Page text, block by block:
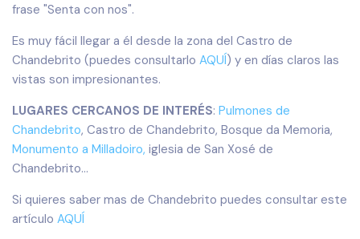
frase "Senta con nos".
Es muy fácil llegar a él desde la zona del Castro de
Chandebrito (puedes consultarlo AQUÍ) y en días claros las
vistas son impresionantes.
LUGARES CERCANOS DE INTERÉS: Pulmones de
Chandebrito, Castro de Chandebrito, Bosque da Memoria,
Monumento a Milladoiro, iglesia de San Xosé de
Chandebrito...
Si quieres saber mas de Chandebrito puedes consultar este
artículo AQUÍ